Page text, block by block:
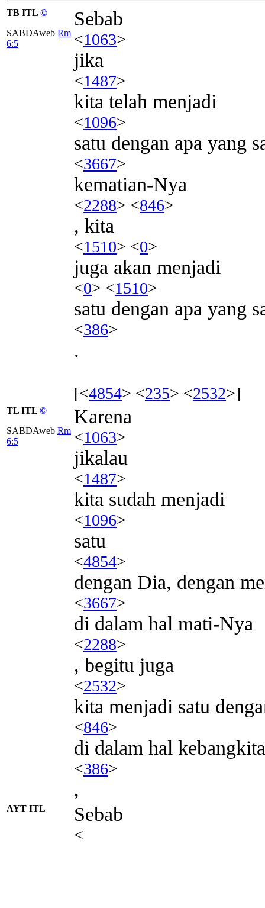
TB ITL ©
SABDAweb Rm
6:5
Sebab
<1063>
jika
<1487>
kita telah menjadi
<1096>
satu dengan apa yang
<3667>
kematian-Nya
<2288> <846>
, kita
<1510> <0>
juga akan menjadi
<0> <1510>
satu dengan apa yang
<386>
.
[<4854> <235> <2532>]
TL ITL ©
SABDAweb Rm
6:5
Karena
<1063>
jikalau
<1487>
kita sudah menjadi
<1096>
satu
<4854>
dengan Dia, dengan
<3667>
di dalam hal mati-Nya
<2288>
, begitu juga
<2532>
kita menjadi satu
<846>
di dalam hal
<386>
,
AYT ITL Sebab
<